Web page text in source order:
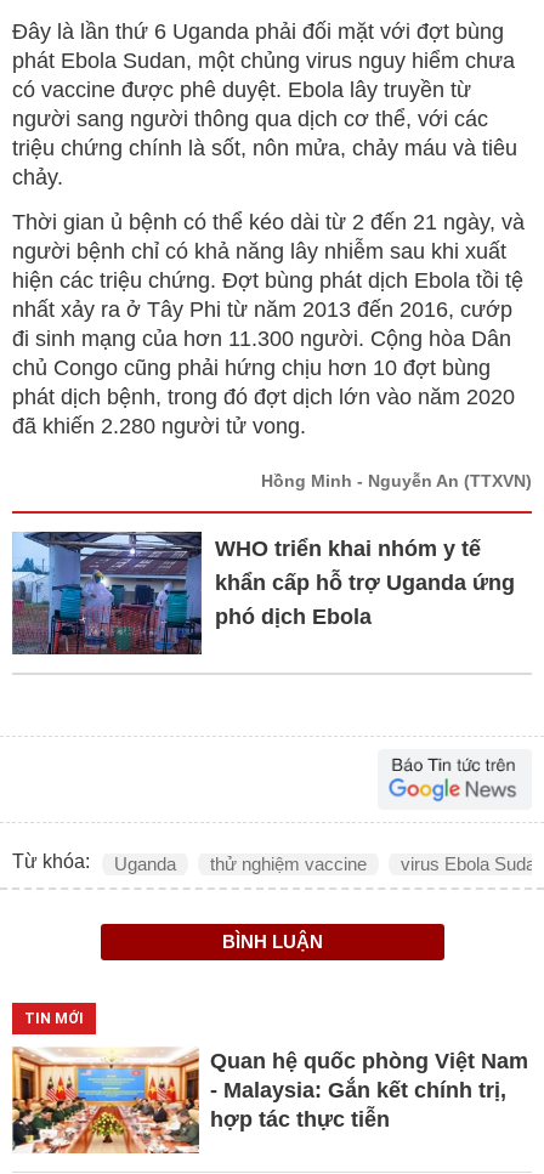
Đây là lần thứ 6 Uganda phải đối mặt với đợt bùng
phát Ebola Sudan, một chủng virus nguy hiểm chưa
có vaccine được phê duyệt. Ebola lây truyền từ
người sang người thông qua dịch cơ thể, với các
triệu chứng chính là sốt, nôn mửa, chảy máu và tiêu
chảy.
Thời gian ủ bệnh có thể kéo dài từ 2 đến 21 ngày, và
người bệnh chỉ có khả năng lây nhiễm sau khi xuất
hiện các triệu chứng. Đợt bùng phát dịch Ebola tồi tệ
nhất xảy ra ở Tây Phi từ năm 2013 đến 2016, cướp
đi sinh mạng của hơn 11.300 người. Cộng hòa Dân
chủ Congo cũng phải hứng chịu hơn 10 đợt bùng
phát dịch bệnh, trong đó đợt dịch lớn vào năm 2020
đã khiến 2.280 người tử vong.
Hồng Minh - Nguyễn An (TTXVN)
WHO triển khai nhóm y tế
khẩn cấp hỗ trợ Uganda ứng
phó dịch Ebola
Từ khóa: Uganda thử nghiệm vaccine virus Ebola Sudan
BÌNH LUẬN
TIN MỚI
Quan hệ quốc phòng Việt Nam
- Malaysia: Gắn kết chính trị,
hợp tác thực tiễn